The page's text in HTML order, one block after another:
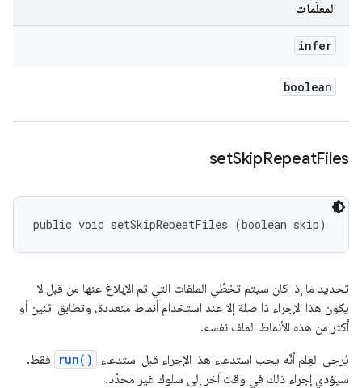
المعلَمات
infer
boolean
setSkipRepeatFiles
public void setSkipRepeatFiles (boolean skip)
تحديد ما إذا كان سيتم تخطّي الملفات التي تم الإبلاغ عنها من قبل لا
يكون هذا الإجراء ذا صلة إلا عند استخدام أنماط متعددة، وتطابق اثنين أو
أكثر من هذه الأنماط الملف نفسه.
يُرجى العِلم أنّه يجب استدعاء هذا الإجراء قبل استدعاء run()
فقط.
سيؤدي إجراء ذلك في وقت آخر إلى سلوك غير محدّد.